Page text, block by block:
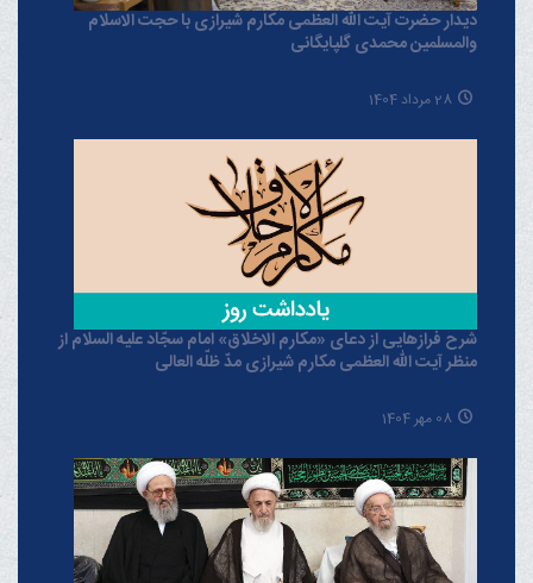
دیدار حضرت آیت الله العظمی مکارم شیرازی با حجت الاسلام
والمسلمین محمدی گلپایگانی
28 مرداد 1404
شرح فرازهایی از دعای «مکارم الاخلاق» امام سجّاد علیه السلام از
منظر آیت الله العظمی مکارم شیرازی مدّ ظلّه العالی
08 مهر 1404